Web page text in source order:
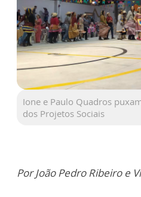
Ione e Paulo Quadros
dos Projetos Sociais
Por João Pedro Ribeiro e